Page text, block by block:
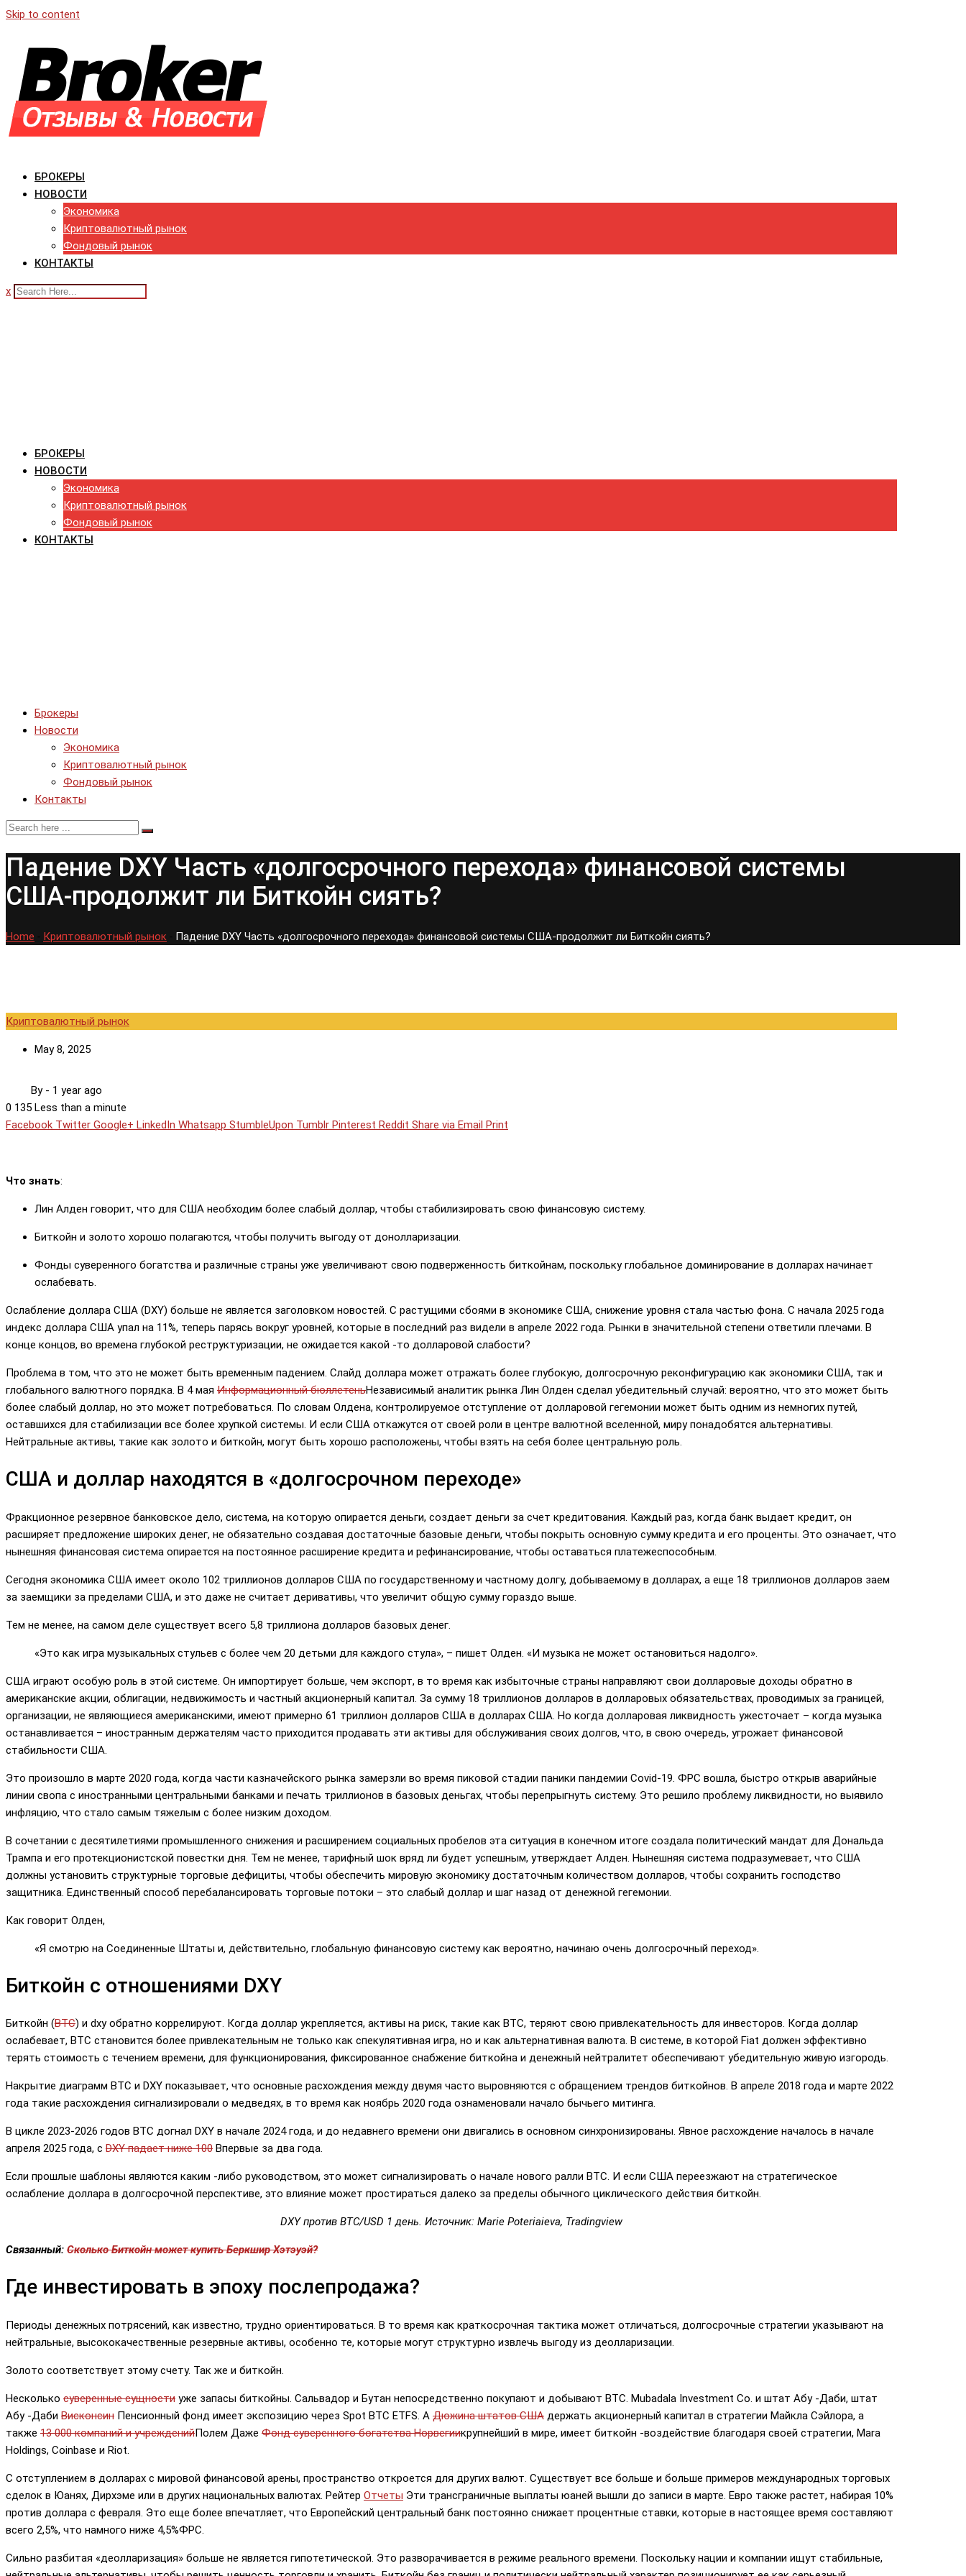
Skip to content
БРОКЕРЫ
НОВОСТИ
Экономика
Криптовалютный рынок
Фондовый рынок
КОНТАКТЫ
x
БРОКЕРЫ
НОВОСТИ
Экономика
Криптовалютный рынок
Фондовый рынок
КОНТАКТЫ
Брокеры
Новости
Экономика
Криптовалютный рынок
Фондовый рынок
Контакты
Падение DXY Часть «долгосрочного перехода» финансовой системы
США-продолжит ли Биткойн сиять?
Home Криптовалютный рынок Падение DXY Часть «долгосрочного перехода» финансовой системы США-продолжит ли Биткойн сиять?
Криптовалютный рынок
May 8, 2025
By - 1 year ago
0 135 Less than a minute
Facebook Twitter Google+ LinkedIn Whatsapp StumbleUpon Tumblr Pinterest Reddit Share via Email Print
Что знать:
Лин Алден говорит, что для США необходим более слабый доллар, чтобы стабилизировать свою финансовую систему.
Биткойн и золото хорошо полагаются, чтобы получить выгоду от донолларизации.
Фонды суверенного богатства и различные страны уже увеличивают свою подверженность биткойнам, поскольку глобальное доминирование в долларах начинает
ослабевать.
Ослабление доллара США (DXY) больше не является заголовком новостей. С растущими сбоями в экономике США, снижение уровня стала частью фона. С начала 2025 года
индекс доллара США упал на 11%, теперь парясь вокруг уровней, которые в последний раз видели в апреле 2022 года. Рынки в значительной степени ответили плечами. В
конце концов, во времена глубокой реструктуризации, не ожидается какой -то долларовой слабости?
Проблема в том, что это не может быть временным падением. Слайд доллара может отражать более глубокую, долгосрочную реконфигурацию как экономики США, так и
глобального валютного порядка. В 4 мая Информационный бюллетеньНезависимый аналитик рынка Лин Олден сделал убедительный случай: вероятно, что это может быть
более слабый доллар, но это может потребоваться. По словам Олдена, контролируемое отступление от долларовой гегемонии может быть одним из немногих путей,
оставшихся для стабилизации все более хрупкой системы. И если США откажутся от своей роли в центре валютной вселенной, миру понадобятся альтернативы.
Нейтральные активы, такие как золото и биткойн, могут быть хорошо расположены, чтобы взять на себя более центральную роль.
США и доллар находятся в «долгосрочном переходе»
Фракционное резервное банковское дело, система, на которую опирается деньги, создает деньги за счет кредитования. Каждый раз, когда банк выдает кредит, он
расширяет предложение широких денег, не обязательно создавая достаточные базовые деньги, чтобы покрыть основную сумму кредита и его проценты. Это означает, что
нынешняя финансовая система опирается на постоянное расширение кредита и рефинансирование, чтобы оставаться платежеспособным.
Сегодня экономика США имеет около 102 триллионов долларов США по государственному и частному долгу, добываемому в долларах, а еще 18 триллионов долларов заем
за заемщики за пределами США, и это даже не считает деривативы, что увеличит общую сумму гораздо выше.
Тем не менее, на самом деле существует всего 5,8 триллиона долларов базовых денег.
«Это как игра музыкальных стульев с более чем 20 детьми для каждого стула», – пишет Олден. «И музыка не может остановиться надолго».
США играют особую роль в этой системе. Он импортирует больше, чем экспорт, в то время как избыточные страны направляют свои долларовые доходы обратно в
американские акции, облигации, недвижимость и частный акционерный капитал. За сумму 18 триллионов долларов в долларовых обязательствах, проводимых за границей,
организации, не являющиеся американскими, имеют примерно 61 триллион долларов США в долларах США. Но когда долларовая ликвидность ужесточает – когда музыка
останавливается – иностранным держателям часто приходится продавать эти активы для обслуживания своих долгов, что, в свою очередь, угрожает финансовой
стабильности США.
Это произошло в марте 2020 года, когда части казначейского рынка замерзли во время пиковой стадии паники пандемии Covid-19. ФРС вошла, быстро открыв аварийные
линии свопа с иностранными центральными банками и печать триллионов в базовых деньгах, чтобы перепрыгнуть систему. Это решило проблему ликвидности, но выявило
инфляцию, что стало самым тяжелым с более низким доходом.
В сочетании с десятилетиями промышленного снижения и расширением социальных пробелов эта ситуация в конечном итоге создала политический мандат для Дональда
Трампа и его протекционистской повестки дня. Тем не менее, тарифный шок вряд ли будет успешным, утверждает Алден. Нынешняя система подразумевает, что США
должны установить структурные торговые дефициты, чтобы обеспечить мировую экономику достаточным количеством долларов, чтобы сохранить господство
защитника. Единственный способ перебалансировать торговые потоки – это слабый доллар и шаг назад от денежной гегемонии.
Как говорит Олден,
«Я смотрю на Соединенные Штаты и, действительно, глобальную финансовую систему как вероятно, начинаю очень долгосрочный переход».
Биткойн с отношениями DXY
Биткойн (BTC) и dxy обратно коррелируют. Когда доллар укрепляется, активы на риск, такие как BTC, теряют свою привлекательность для инвесторов. Когда доллар
ослабевает, BTC становится более привлекательным не только как спекулятивная игра, но и как альтернативная валюта. В системе, в которой Fiat должен эффективно
терять стоимость с течением времени, для функционирования, фиксированное снабжение биткойна и денежный нейтралитет обеспечивают убедительную живую изгородь.
Накрытие диаграмм BTC и DXY показывает, что основные расхождения между двумя часто выровняются с обращением трендов биткойнов. В апреле 2018 года и марте 2022
года такие расхождения сигнализировали о медведях, в то время как ноябрь 2020 года ознаменовали начало бычьего митинга.
В цикле 2023-2026 годов BTC догнал DXY в начале 2024 года, и до недавнего времени они двигались в основном синхронизированы. Явное расхождение началось в начале
апреля 2025 года, с DXY падает ниже 100 Впервые за два года.
Если прошлые шаблоны являются каким -либо руководством, это может сигнализировать о начале нового ралли BTC. И если США переезжают на стратегическое
ослабление доллара в долгосрочной перспективе, это влияние может простираться далеко за пределы обычного циклического действия биткойн.
DXY против BTC/USD 1 день. Источник: Marie Poteriaieva, Tradingview
Связанный: Сколько Биткойн может купить Беркшир Хэтэуэй?
Где инвестировать в эпоху послепродажа?
Периоды денежных потрясений, как известно, трудно ориентироваться. В то время как краткосрочная тактика может отличаться, долгосрочные стратегии указывают на
нейтральные, высококачественные резервные активы, особенно те, которые могут структурно извлечь выгоду из деолларизации.
Золото соответствует этому счету. Так же и биткойн.
Несколько суверенные сущности уже запасы биткойны. Сальвадор и Бутан непосредственно покупают и добывают BTC. Mubadala Investment Co. и штат Абу -Даби, штат
Абу -Даби Висконсин Пенсионный фонд имеет экспозицию через Spot BTC ETFS. А Дюжина штатов США держать акционерный капитал в стратегии Майкла Сэйлора, а
также 13 000 компаний и учрежденийПолем Даже Фонд суверенного богатства Норвегиикрупнейший в мире, имеет биткойн -воздействие благодаря своей стратегии, Mara
Holdings, Coinbase и Riot.
С отступлением в долларах с мировой финансовой арены, пространство откроется для других валют. Существует все больше и больше примеров международных торговых
сделок в Юанях, Дирхэме или в других национальных валютах. Рейтер Отчеты Эти трансграничные выплаты юаней вышли до записи в марте. Евро также растет, набирая 10%
против доллара с февраля. Это еще более впечатляет, что Европейский центральный банк постоянно снижает процентные ставки, которые в настоящее время составляют
всего 2,5%, что намного ниже 4,5%ФРС.
Сильно разбитая «деолларизация» больше не является гипотетической. Это разворачивается в режиме реального времени. Поскольку нации и компании ищут стабильные,